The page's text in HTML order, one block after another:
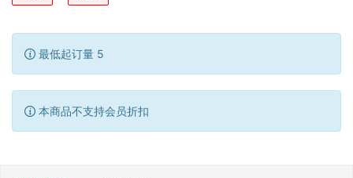
最低起订量 5
本商品不支持会员折扣